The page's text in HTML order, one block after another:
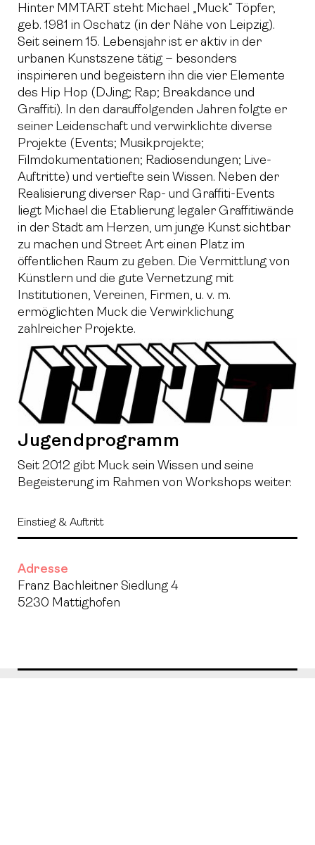
Hinter MMTART steht Michael „Muck“ Töpfer,
geb. 1981 in Oschatz (in der Nähe von Leipzig).
Seit seinem 15. Lebensjahr ist er aktiv in der
urbanen Kunstszene tätig – besonders
inspirieren und begeistern ihn die vier Elemente
des Hip Hop (DJing; Rap; Breakdance und
Graffiti). In den darauffolgenden Jahren folgte er
seiner Leidenschaft und verwirklichte diverse
Projekte (Events; Musikprojekte;
Filmdokumentationen; Radiosendungen; Live-
Auftritte) und vertiefte sein Wissen. Neben der
Realisierung diverser Rap- und Graffiti-Events
liegt Michael die Etablierung legaler Graffitiwände
in der Stadt am Herzen, um junge Kunst sichtbar
zu machen und Street Art einen Platz im
öffentlichen Raum zu geben. Die Vermittlung von
Künstlern und die gute Vernetzung mit
Institutionen, Vereinen, Firmen, u. v. m.
ermöglichten Muck die Verwirklichung
zahlreicher Projekte.
Jugendprogramm
Seit 2012 gibt Muck sein Wissen und seine
Begeisterung im Rahmen von Workshops weiter.
Einstieg & Auftritt
Adresse
Franz Bachleitner Siedlung 4
5230 Mattighofen